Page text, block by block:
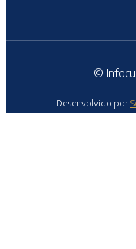
©
Desenvolvido por